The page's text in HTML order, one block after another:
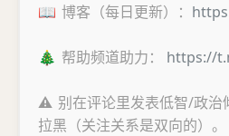
📖 博客（每日更新）：
🎄 帮助频道助力： https://
⚠️ 别在评论里发表低智/政
拉黑（关注关系是双向的）。